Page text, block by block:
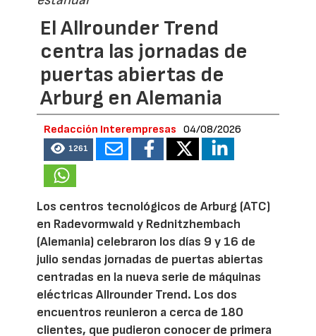
El Allrounder Trend
centra las jornadas de
puertas abiertas de
Arburg en Alemania
Redacción Interempresas 04/08/2026
1261
Los centros tecnológicos de Arburg (ATC)
en Radevormwald y Rednitzhembach
(Alemania) celebraron los días 9 y 16 de
julio sendas jornadas de puertas abiertas
centradas en la nueva serie de máquinas
eléctricas Allrounder Trend. Los dos
encuentros reunieron a cerca de 180
clientes, que pudieron conocer de primera